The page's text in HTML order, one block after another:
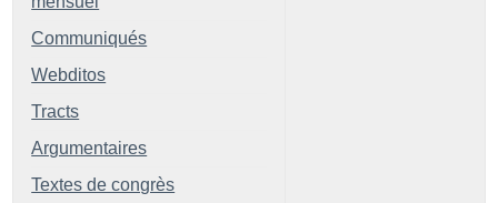
Communiqués
Webditos
Tracts
Argumentaires
Textes de congrès